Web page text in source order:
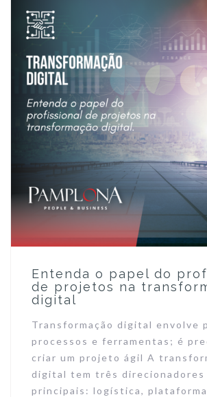
Entenda o papel do
de projetos na
digital
Transformação digital envolve
processos e ferramentas; é
criar um projeto ágil A
digital tem três direcionadores
principais: logística,